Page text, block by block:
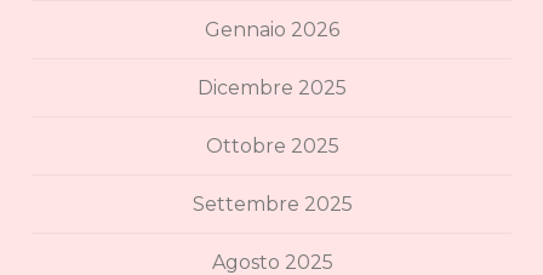
Gennaio 2026
Dicembre 2025
Ottobre 2025
Settembre 2025
Agosto 2025